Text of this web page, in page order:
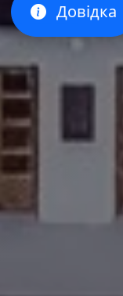
Довідка